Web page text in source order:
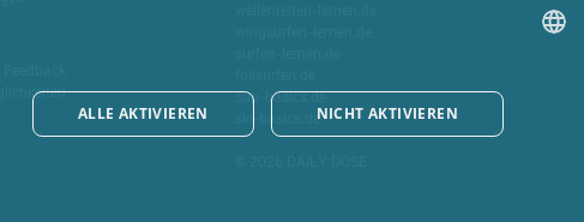
sup-basics.de
ski-basics.de
ENGLISH
ALLE AKTIVIEREN NICHT AKTIVIEREN